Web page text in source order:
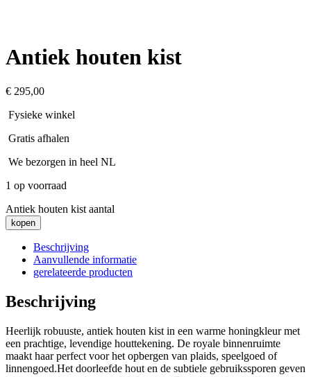
Antiek houten kist
€ 295,00
Fysieke winkel
Gratis afhalen
We bezorgen in heel NL
1 op voorraad
Antiek houten kist aantal
kopen
Beschrijving
Aanvullende informatie
gerelateerde producten
Beschrijving
Heerlijk robuuste, antiek houten kist in een warme honingkleur met
een prachtige, levendige houttekening. De royale binnenruimte
maakt haar perfect voor het opbergen van plaids, speelgoed of
linnengoed.Het doorleefde hout en de subtiele gebruikssporen geven